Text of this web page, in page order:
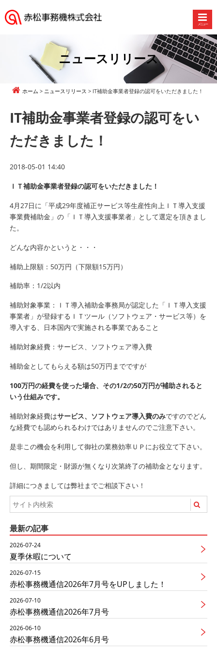
メニュー
ニュースリリース
ホーム ニュースリリース IT補助金事業者登録の認可をいただきました！
IT補助金事業者登録の認可をい
ただきました！
2018-05-01 14:40
ＩＴ補助金事業者登録の認可をいただきました！
4月27日に「平成29年度補正サービス等生産性向上ＩＴ導入支援
事業費補助金」の「ＩＴ導入支援事業者」として選定を頂きまし
た。
どんな内容かというと・・・
補助上限額：50万円（下限額15万円）
補助率：1/2以内
補助対象事業：ＩＴ導入補助金事務局が認定した「ＩＴ導入支援
事業者」が登録するＩＴツール（ソフトウェア・サービス等）を
導入する、日本国内で実施される事業であること
補助対象経費：サービス、ソフトウェア導入費
補助金としてもらえる額は50万円までですが
100万円の経費を使った場合、その1/2の50万円が補助されると
いう仕組みです。
補助対象経費はサービス、ソフトウェア導入費のみですのでどん
な経費でも認められるわけではありませんのでご注意下さい。
是非この機会を利用して御社の業務効率ＵＰにお役立て下さい。
但し、期間限定・財源が無くなり次第終了の補助金となります。
詳細につきましては弊社までご相談下さい！
最新の記事
2026-07-24
夏季休暇について
2026-07-15
赤松事務機通信2026年7月号をUPしました！
2026-07-10
赤松事務機通信2026年7月号
2026-06-10
赤松事務機通信2026年6月号